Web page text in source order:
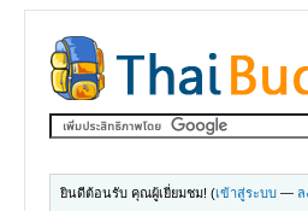
ยินดีต้อนรับ คุณผู้เยี่ยมชม! (เข้าสู่ระบบ — ล